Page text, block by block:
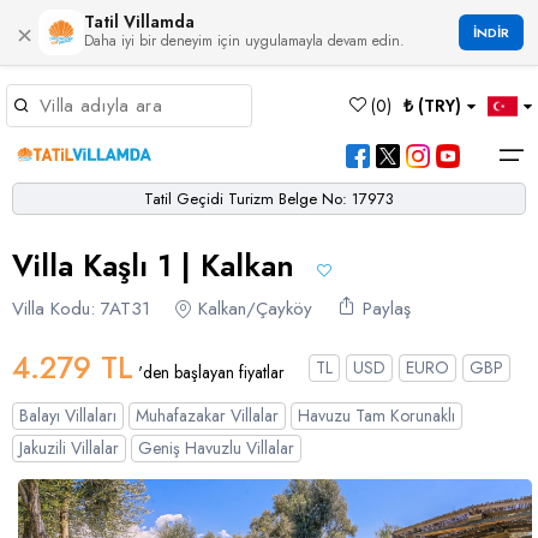
× Tatil Villamda
Daha iyi bir deneyim için uygulamayla devam edin. İNDİR
(0) ₺ (TRY)
Hakkımızda
Bölgeler
Bölgeler
Bodrum
Turgutreis
Çeşme
Alaçatı
Germiyan
Dalaman
Dalyan
Çalış
Çamköy
Çatalarık
Çiftlik
Eldirek
Bornova
Akbel
Bezirgan
Çavdır
Çayköy
Hacıoğlan
Ağullu
Bayındır
Çukurbağ
Gökçeören
Gökseki
Çamlı
Selimiye
Boğaziçi
Eşen
Karadere
Yakabağ
Villa Seçeneklerimiz
Villa Seçeneklerimiz
Balayı Villaları
Çift Jakuzili Villalar
Çocuk Havuzlu Villalar
Çocuk Oyun Alanı Olan Villalar
Blog
Tatil Geçidi Turizm Belge No: 17973
Villa Kaşlı 1 | Kalkan
Villa Kodu: 7AT31 Kalkan/Çayköy Paylaş
4.279 TL 'den başlayan fiyatlar TL USD EURO
GBP
Balayı Villaları
Muhafazakar Villalar
Havuzu Tam Korunaklı
Jakuzili Villalar
Geniş Havuzlu Villalar
Dil Seçiniz
German Italian
Kur Seçiniz
Türk Lirası
TRY- TL
EURO
EUR USD
GBP- £
Favorilerim
Müsaitlik Takvimi
Müsaitlik Takvimi >